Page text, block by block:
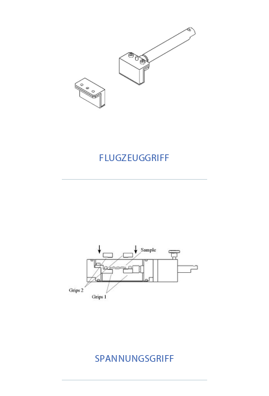
FLUGZEUGGRIFF
SPANNUNGSGRIFF